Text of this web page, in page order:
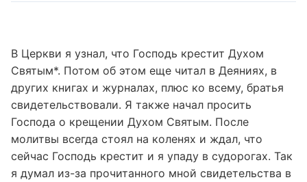
В Церкви я узнал, что Господь крестит Духом
Святым*. Потом об этом еще читал в Деяниях, в
других книгах и журналах, плюс ко всему, братья
свидетельствовали. Я также начал просить
Господа о крещении Духом Святым. После
молитвы всегда стоял на коленях и ждал, что
сейчас Господь крестит и я упаду в судорогах. Так
я думал из-за прочитанного мной свидетельства в